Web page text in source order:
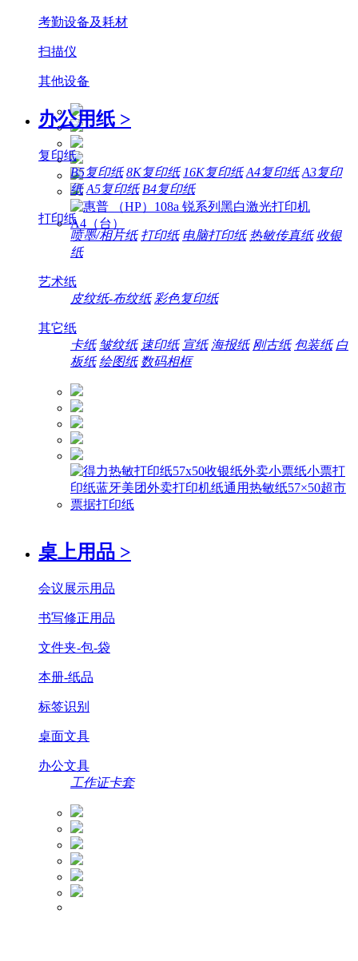
考勤设备及耗材
扫描仪
其他设备
办公用纸 >
复印纸
B5复印纸 8K复印纸 16K复印纸 A4复印纸 A3复印
纸 A5复印纸 B4复印纸
打印纸
喷墨/相片纸 打印纸 电脑打印纸 热敏传真纸 收银
纸
艺术纸
皮纹纸-布纹纸 彩色复印纸
其它纸
卡纸 皱纹纸 速印纸 宣纸 海报纸 刚古纸 包装纸 白
板纸 绘图纸 数码相框
桌上用品 >
会议展示用品
书写修正用品
文件夹-包-袋
本册-纸品
标签识别
桌面文具
办公文具
工作证卡套